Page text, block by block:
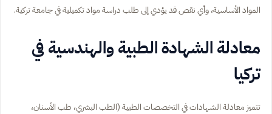
المواد الأساسية، وأي نقص قد يؤدي إلى طلب دراسة مواد تكميلية في جامعة تركية.
معادلة الشهادة الطبية والهندسية في
تركيا
تتميز معادلة الشهادات في التخصصات الطبية (الطب البشري، طب الأسنان،